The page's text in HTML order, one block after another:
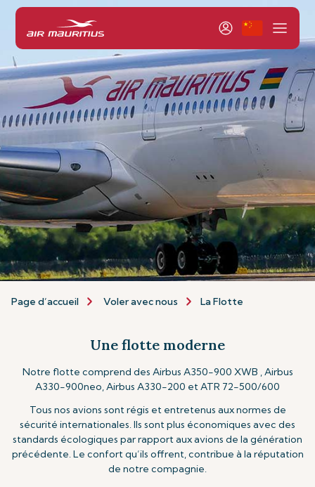
Page d’accueil Voler avec nous La Flotte
Une flotte moderne
Notre flotte comprend des Airbus A350-900 XWB , Airbus
A330-900neo, Airbus A330-200 et ATR 72-500/600
Tous nos avions sont régis et entretenus aux normes de
sécurité internationales. Ils sont plus économiques avec des
standards écologiques par rapport aux avions de la génération
précédente. Le confort qu’ils offrent, contribue à la réputation
de notre compagnie.